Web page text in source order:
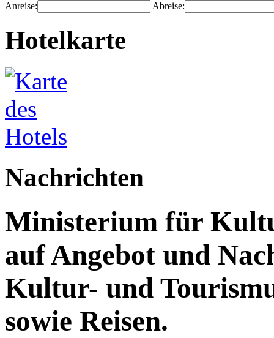
Anreise: Abreise:
Hotelkarte
Nachrichten
Ministerium für
auf Angebot und
Kultur- und
sowie Reisen.